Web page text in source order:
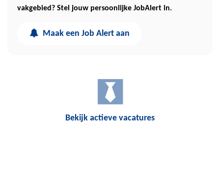
vakgebied? Stel jouw persoonlijke JobAlert in.
Maak een Job Alert aan
Bekijk actieve vacatures